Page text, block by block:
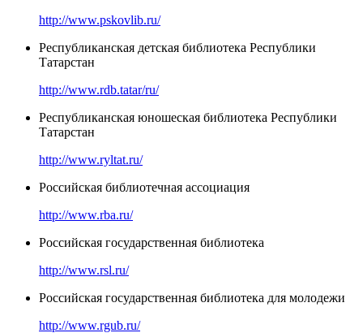
http://www.pskovlib.ru/
Республиканская детская библиотека Республики
Татарстан
http://www.rdb.tatar/ru/
Республиканская юношеская библиотека Республики
Татарстан
http://www.ryltat.ru/
Российская библиотечная ассоциация
http://www.rba.ru/
Российская государственная библиотека
http://www.rsl.ru/
Российская государственная библиотека для молодежи
http://www.rgub.ru/